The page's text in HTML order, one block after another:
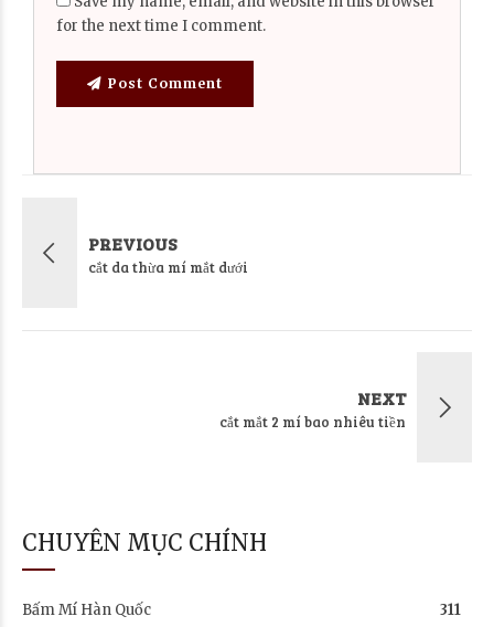
for the next time I comment.
Post Comment
PREVIOUS
cắt da thừa mí mắt dưới
NEXT
cắt mắt 2 mí bao nhiêu tiền
CHUYÊN MỤC CHÍNH
Bấm Mí Hàn Quốc 311